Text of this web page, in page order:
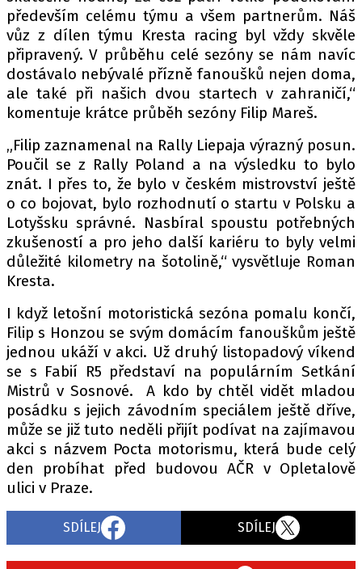
především celému týmu a všem partnerům. Náš
vůz z dílen týmu Kresta racing byl vždy skvěle
připravený. V průběhu celé sezóny se nám navíc
dostávalo nebývalé přízně fanoušků nejen doma,
ale také při našich dvou startech v zahraničí,“
komentuje krátce průběh sezóny Filip Mareš.
„Filip zaznamenal na Rally Liepaja výrazný posun.
Poučil se z Rally Poland a na výsledku to bylo
znát. I přes to, že bylo v českém mistrovství ještě
o co bojovat, bylo rozhodnutí o startu v Polsku a
Lotyšsku správné. Nasbíral spoustu potřebných
zkušeností a pro jeho další kariéru to byly velmi
důležité kilometry na šotolině,“ vysvětluje Roman
Kresta.
I když letošní motoristická sezóna pomalu končí,
Filip s Honzou se svým domácím fanouškům ještě
jednou ukáží v akci. Už druhý listopadový víkend
se s Fabií R5 představí na populárním Setkání
Mistrů v Sosnové. A kdo by chtěl vidět mladou
posádku s jejich závodním speciálem ještě dříve,
může se již tuto neděli přijít podívat na zajímavou
akci s názvem Pocta motorismu, která bude celý
den probíhat před budovou AČR v Opletalově
ulici v Praze.
SDÍLEJ SDÍLEJ